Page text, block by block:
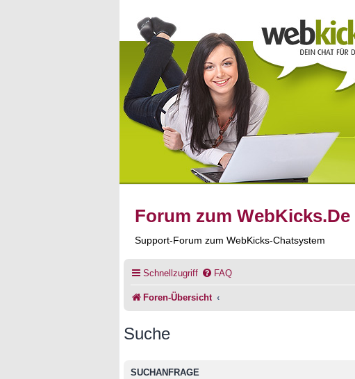
Forum zum WebKicks.De
Support-Forum zum WebKicks-Chatsystem
Schnellzugriff FAQ
Foren-Übersicht
Suche
SUCHANFRAGE